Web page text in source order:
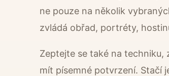
ne pouze na několik
zvládá obřad, portréty,
Zeptejte se také na techniku,
mít písemné potvrzení. Stačí